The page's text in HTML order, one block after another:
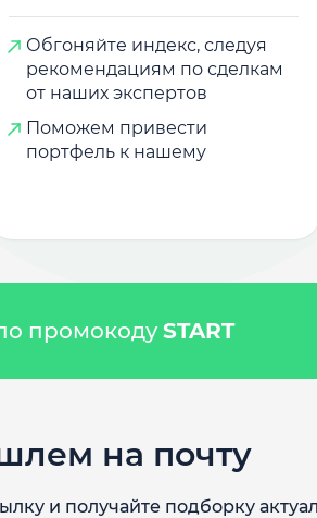
Обгоняйте индекс, следуя
рекомендациям по сделкам
от наших экспертов
Поможем привести
портфель к нашему
промокодуSTART
на почту
и получайте подборку